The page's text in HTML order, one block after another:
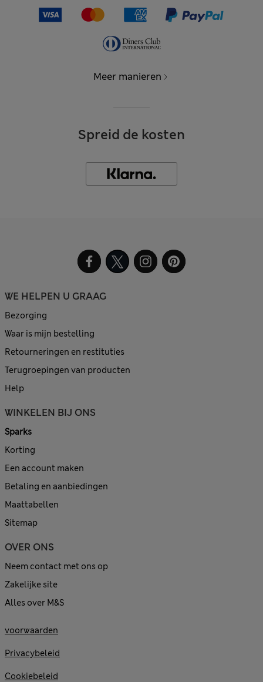
Meer manieren
Spreid de kosten
WE HELPEN U GRAAG
Bezorging
Waar is mijn bestelling
Retourneringen en restituties
Terugroepingen van producten
Help
WINKELEN BIJ ONS
Sparks
Korting
Een account maken
Betaling en aanbiedingen
Maattabellen
Sitemap
OVER ONS
Neem contact met ons op
Zakelijke site
Alles over M&S
voorwaarden
Privacybeleid
Cookiebeleid